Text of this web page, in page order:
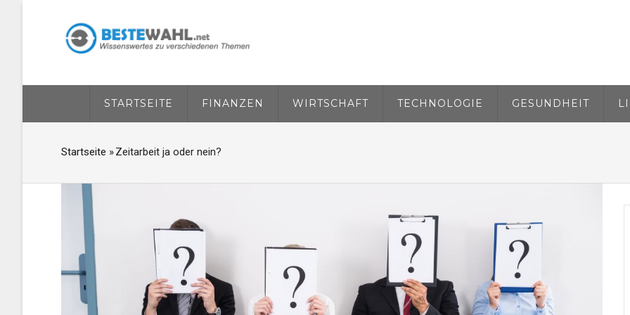
HAUPTNAVIGATION
STARTSEITE FINANZEN WIRTSCHAFT TECHNOLOGIE GESUNDHEIT
PFADNAVIGATION
Startseite »Zeitarbeit ja oder nein?